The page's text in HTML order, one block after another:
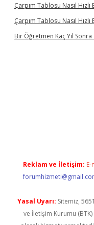
Çarpım Tablosu Nasıl
Çarpım Tablosu Nasıl
Bir Öğretmen Kaç Yıl
Reklam ve İletişim: E-
Yasal Uyarı: Sitemiz,
ve İletişim Kurumu (BTK)